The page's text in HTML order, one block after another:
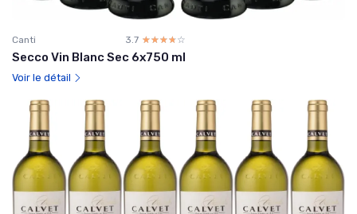
Canti 3.7 ☆☆☆☆☆
★★★★★
Secco Vin Blanc Sec 6x750 ml
Voir le détail